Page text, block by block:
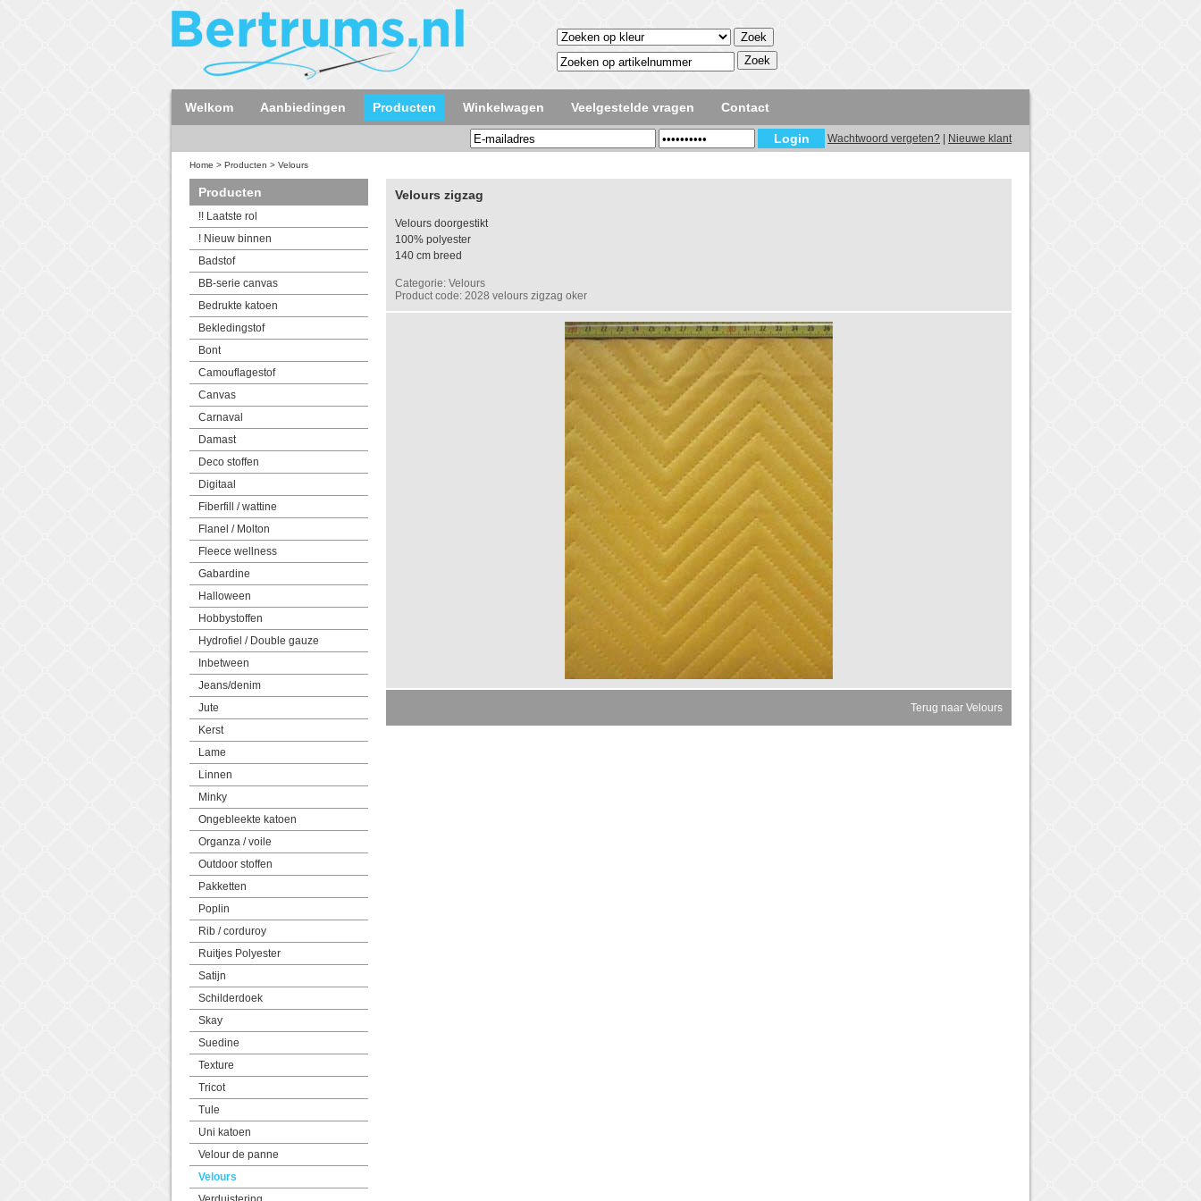
Welkom Aanbiedingen Producten Winkelwagen Veelgestelde vragen Contact
Wachtwoord vergeten? Nieuwe klant
Home > Producten > Velours
Producten
!! Laatste rol
! Nieuw binnen
Badstof
BB-serie canvas
Bedrukte katoen
Bekledingstof
Bont
Camouflagestof
Canvas
Carnaval
Damast
Deco stoffen
Digitaal
Fiberfill / wattine
Flanel / Molton
Fleece wellness
Gabardine
Halloween
Hobbystoffen
Hydrofiel / Double gauze
Inbetween
Jeans/denim
Jute
Kerst
Lame
Linnen
Minky
Ongebleekte katoen
Organza / voile
Outdoor stoffen
Pakketten
Poplin
Rib / corduroy
Ruitjes Polyester
Satijn
Schilderdoek
Skay
Suedine
Texture
Tricot
Tule
Uni katoen
Velour de panne
Velours
Velours zigzag
Velours doorgestikt
100% polyester
140 cm breed
Categorie: Velours
Product code: 2028 velours zigzag oker
Terug naar Velours